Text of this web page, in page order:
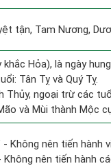
tận, Tam Nương,
Hỏa), là ngày
Tân Tỵ và Quý Tỵ.
Thủy, ngoại trừ các
và Mùi thành Mộc
- Không nên tiến
nên tiến hành